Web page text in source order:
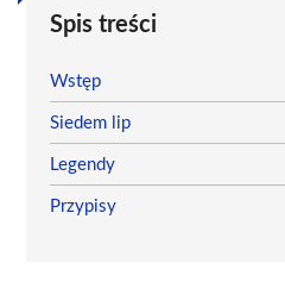
Spis treści
Wstęp
Siedem lip
Legendy
Przypisy